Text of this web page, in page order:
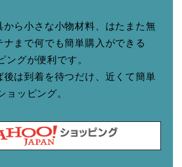
から小さな小物材料、はたまた無
ナまで何でも簡単購入ができる
ングが便利です。
後は到着を待つだけ、近くて簡単
ョッピング。